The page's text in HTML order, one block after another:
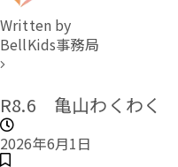
Written by
BellKids事務局
R8.6 亀山わくわく
2026年6月1日